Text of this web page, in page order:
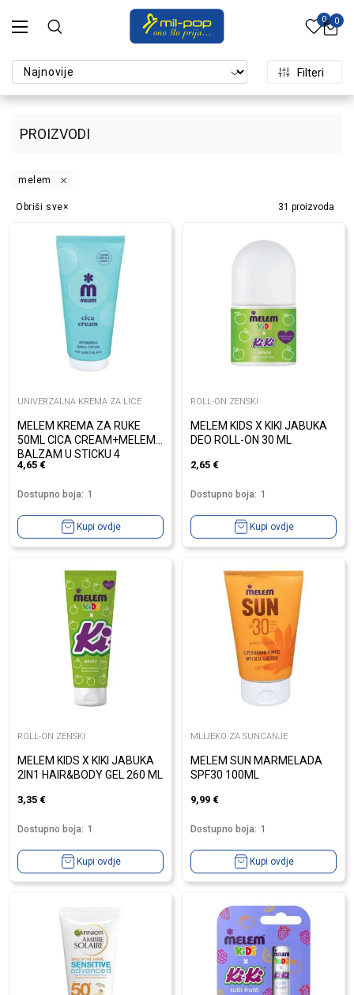
0 0
PROIZVODI
Filteri
melem
31 proizvoda
Obriši sve
UNIVERZALNA KREMA ZA LICE
MELEM KREMA ZA RUKE
50ML CICA CREAM+MELEM
BALZAM U STICKU 4
4,65 €
Dostupno boja: 1
Kupi ovdje
ROLL-ON ZENSKI
MELEM KIDS X KIKI JABUKA
DEO ROLL-ON 30 ML
2,65 €
Dostupno boja: 1
Kupi ovdje
ROLL-ON ZENSKI
MELEM KIDS X KIKI JABUKA
2IN1 HAIR&BODY GEL 260 ML
3,35 €
Dostupno boja: 1
Kupi ovdje
MLIJEKO ZA SUNCANJE
MELEM SUN MARMELADA
SPF30 100ML
9,99 €
Dostupno boja: 1
Kupi ovdje